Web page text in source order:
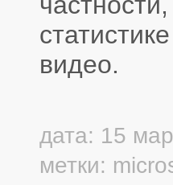
видео.
дата: 15
метки: